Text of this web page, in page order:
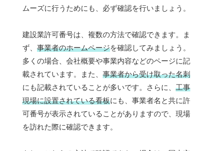
ムーズに行うためにも、必ず確認を行いましょう。
建設業許可番号は、複数の方法で確認できます。ま
ず、 事業者のホームページを確認してみましょう。
多くの場合、会社概要や事業内容などのページに記
載されています。また、 事業者から受け取った名刺
にも記載されていることが多いです。さらに、 工事
現場に設置されている看板にも、事業者名と共に許
可番号が表示されていることがありますので、現場
を訪れた際に確認できます。